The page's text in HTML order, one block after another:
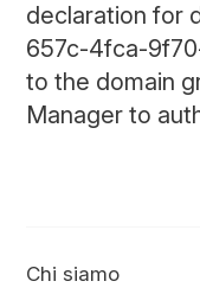
declaration for
657c-4fca-
to the domain
Manager to
Chi siamo